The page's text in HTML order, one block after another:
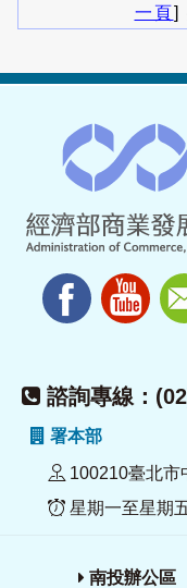
一頁]
諮詢專線：
署本部
100210臺北市
星期一至星期
南投辦公區